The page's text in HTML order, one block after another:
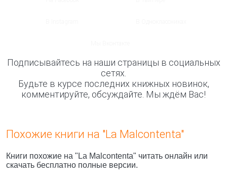
Подписывайтесь на наши страницы в социальных
сетях.
Будьте в курсе последних книжных новинок,
комментируйте, обсуждайте. Мы ждём Вас!
Похожие книги на "La Malcontenta"
Книги похожие на "La Malcontenta" читать онлайн или
скачать бесплатно полные версии.